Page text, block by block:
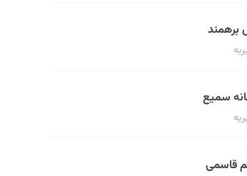
برهمند
سمیع
قاسمی